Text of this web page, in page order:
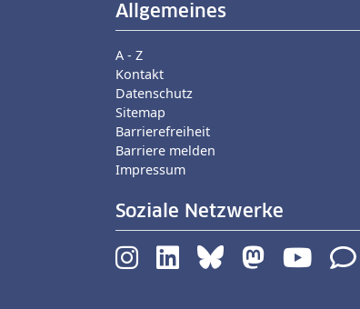
Allgemeines
A - Z
Kontakt
Datenschutz
Sitemap
Barrierefreiheit
Barriere melden
Impressum
Soziale Netzwerke